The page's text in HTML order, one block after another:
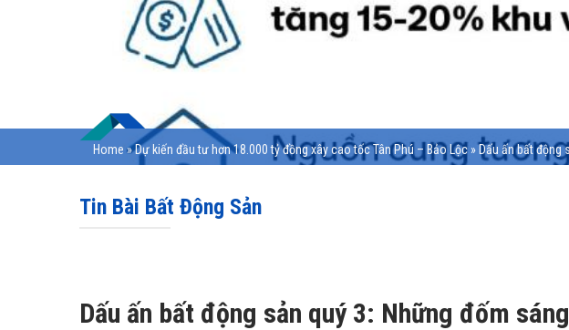
Home »Dự kiến đầu tư hơn 18.000 tỷ đồng xây cao tốc Tân Phú – Bảo Lộc »Dấu ấn bất động
Tin Bài Bất Động Sản
Dấu ấn bất động sản quý 3: Những đốm